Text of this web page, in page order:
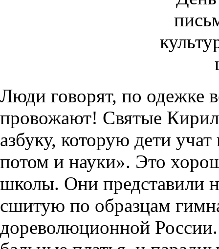
Люди говорят, по одежке
провожают! Святые
азбуку, которую дети
потом и науки». Это
школы. Они представили
сшитую по образцам
дореволюционной